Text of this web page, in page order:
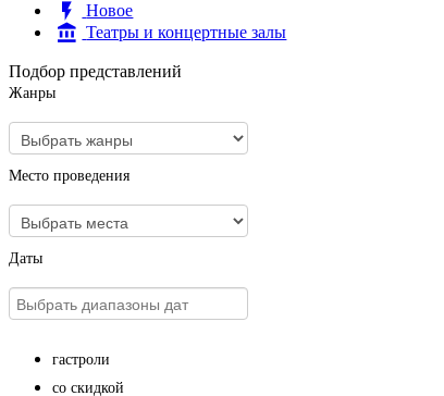
Новое
Театры и концертные залы
Подбор представлений
Жанры
Место проведения
Даты
гастроли
со скидкой